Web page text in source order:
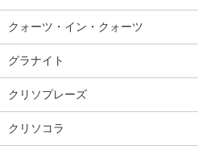
クォーツ・イン・クォーツ
グラナイト
クリソプレーズ
クリソコラ